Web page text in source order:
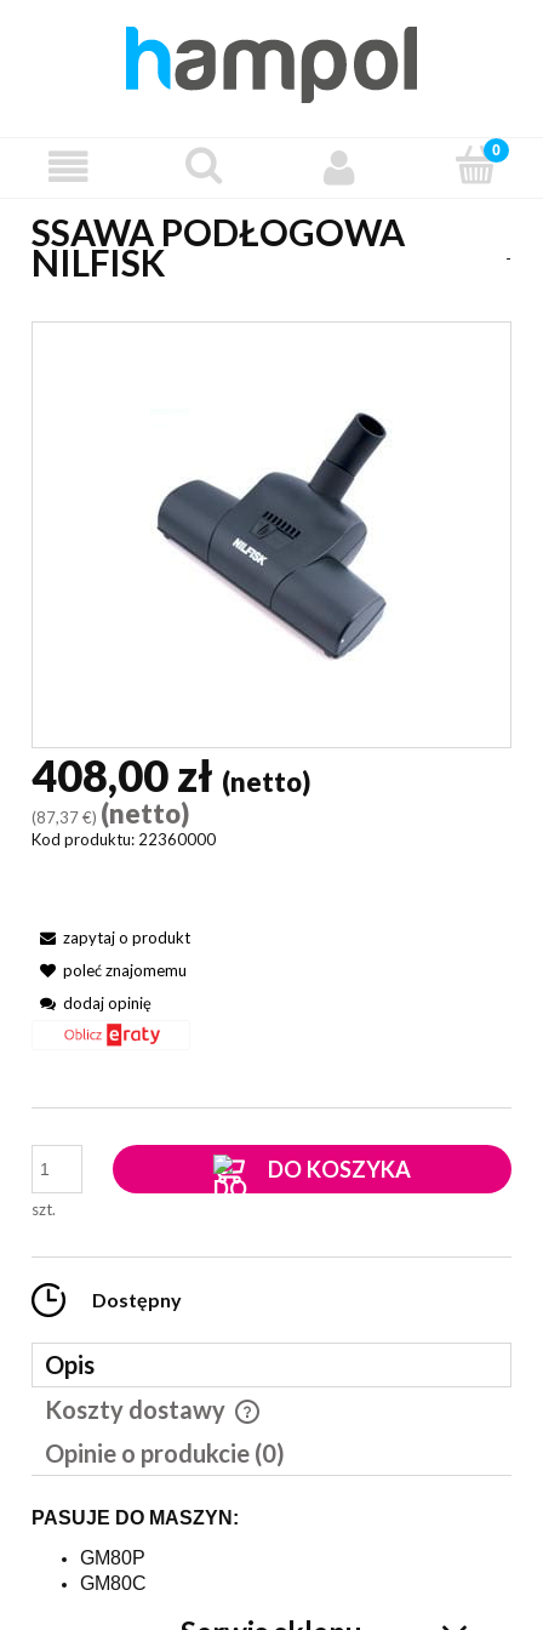
SSAWA PODŁOGOWA
NILFISK -
408,00 zł (netto)
(87,37 €) (netto)
Kod produktu: 22360000
zapytaj o produkt
poleć znajomemu
dodaj opinię
szt.
DO KOSZYKA
Dostępny
Opis
Koszty dostawy
Cena nie zawiera ewentualnych kosztów płatności
Opinie o produkcie (0)
PASUJE DO MASZYN:
GM80P
GM80C